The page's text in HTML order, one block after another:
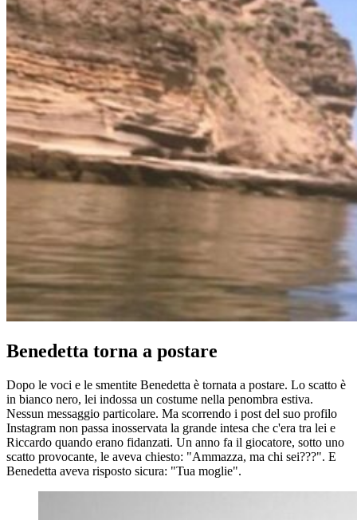
Benedetta torna a postare
Dopo le voci e le smentite Benedetta è tornata a postare. Lo scatto è
in bianco nero, lei indossa un costume nella penombra estiva.
Nessun messaggio particolare. Ma scorrendo i post del suo profilo
Instagram non passa inosservata la grande intesa che c'era tra lei e
Riccardo quando erano fidanzati. Un anno fa il giocatore, sotto uno
scatto provocante, le aveva chiesto: "Ammazza, ma chi sei???". E
Benedetta aveva risposto sicura: "Tua moglie".